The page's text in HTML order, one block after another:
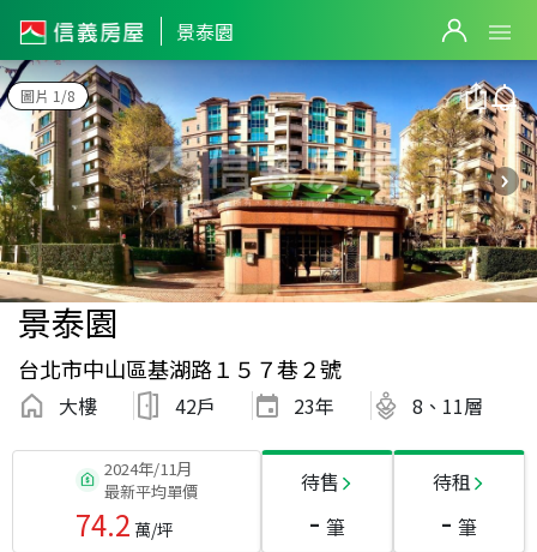
景泰園
圖片 1/8
景泰園
台北市中山區基湖路１５７巷２號
大樓 42戶 23年 8、11層
2024年/11月
最新平均單價
74.2 萬/坪
待售
- 筆
待租
- 筆